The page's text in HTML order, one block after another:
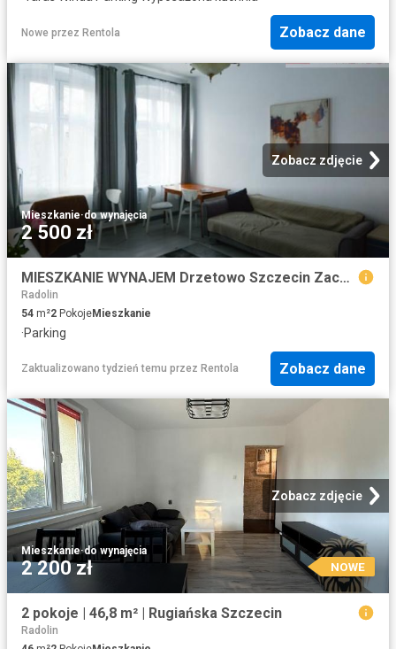
Nowe przez Rentola Zobacz dane
Zobacz zdjęcie
Mieszkanie·do wynajęcia
2 500 zł
MIESZKANIE WYNAJEM Drzetowo Szczecin Zachodniopomorskie Pośrednik Nieruchomości Szczecin
Radolin
54 m²2 PokojeMieszkanie
·Parking
Zaktualizowano tydzień temu przez Rentola Zobacz dane
Zobacz zdjęcie
Mieszkanie·do wynajęcia
2 200 zł NOWE
2 pokoje | 46,8 m² | Rugiańska Szczecin
Radolin